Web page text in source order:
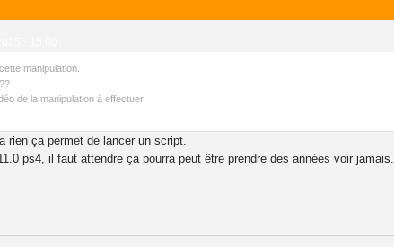
manipulation.
de la manipulation à effectuer.
rien ça permet de lancer un script.
ps4, il faut attendre ça pourra peut être prendre des années voir jamais.